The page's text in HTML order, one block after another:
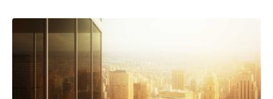
12.11.2023